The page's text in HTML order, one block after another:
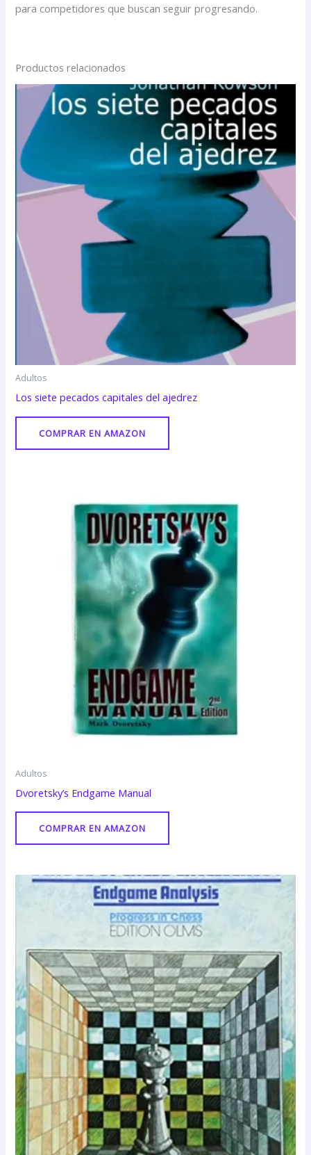
para competidores que buscan seguir progresando.
Productos relacionados
Adultos
Los siete pecados capitales del ajedrez
COMPRAR EN AMAZON
Adultos
Dvoretsky’s Endgame Manual
COMPRAR EN AMAZON